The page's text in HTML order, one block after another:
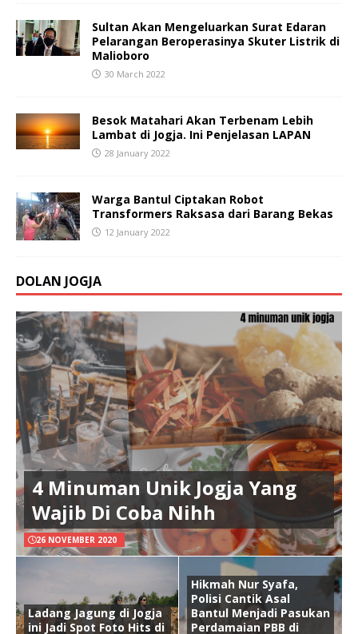
Sultan Akan Mengeluarkan Surat Edaran
Pelarangan Beroperasinya Skuter Listrik di
Malioboro
30 March 2022
Besok Matahari Akan Terbenam Lebih
Lambat di Jogja. Ini Penjelasan LAPAN
28 January 2022
Warga Bantul Ciptakan Robot
Transformers Raksasa dari Barang Bekas
12 January 2022
DOLAN JOGJA
4 Minuman Unik Jogja Yang
Wajib Di Coba Nihh
26 NOVEMBER 2020
Ladang Jagung di Jogja
ini Jadi Spot Foto Hits di
Hikmah Nur Syafa,
Polisi Cantik Asal
Bantul Menjadi Pasukan
Perdamaian PBB di